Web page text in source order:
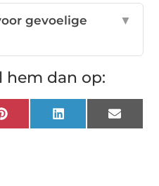
gevoelige
▼
hem dan op:
PinterestLinkedInEmail